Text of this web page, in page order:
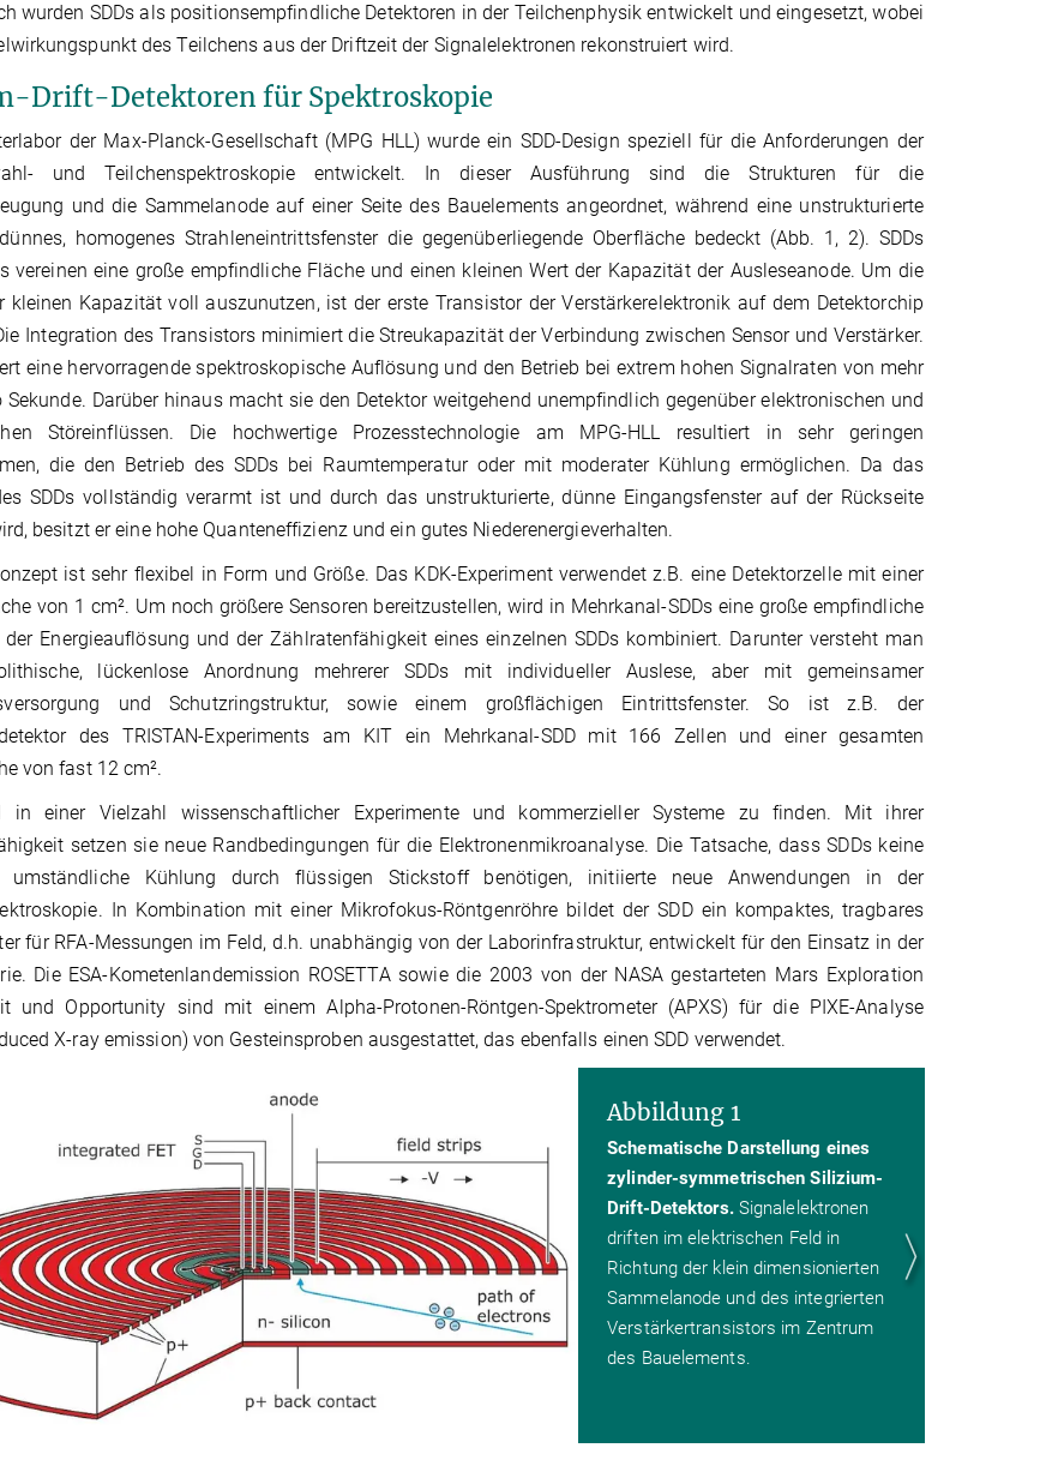
wurden SDDs als positionsempfindliche Detektoren in der Teilchenphysik entwickelt und eingesetzt, wobei
des Teilchens aus der Driftzeit der Signalelektronen rekonstruiert wird.
Drift-Detektoren für Spektroskopie
der Max-Planck-Gesellschaft (MPG HLL) wurde ein SDD-Design speziell für die Anforderungen der
und Teilchenspektroskopie entwickelt. In dieser Ausführung sind die Strukturen für die
und die Sammelanode auf einer Seite des Bauelements angeordnet, während eine unstrukturierte
homogenes Strahleneintrittsfenster die gegenüberliegende Oberfläche bedeckt (Abb. 1, 2). SDDs
vereinen eine große empfindliche Fläche und einen kleinen Wert der Kapazität der Ausleseanode. Um die
kleinen Kapazität voll auszunutzen, ist der erste Transistor der Verstärkerelektronik auf dem Detektorchip
Integration des Transistors minimiert die Streukapazität der Verbindung zwischen Sensor und Verstärker.
eine hervorragende spektroskopische Auflösung und den Betrieb bei extrem hohen Signalraten von mehr
Sekunde. Darüber hinaus macht sie den Detektor weitgehend unempfindlich gegenüber elektronischen und
Störeinflüssen. Die hochwertige Prozesstechnologie am MPG-HLL resultiert in sehr geringen
die den Betrieb des SDDs bei Raumtemperatur oder mit moderater Kühlung ermöglichen. Da das
SDDs vollständig verarmt ist und durch das unstrukturierte, dünne Eingangsfenster auf der Rückseite
besitzt er eine hohe Quanteneffizienz und ein gutes Niederenergieverhalten.
ist sehr flexibel in Form und Größe. Das KDK-Experiment verwendet z.B. eine Detektorzelle mit einer
von 1 cm². Um noch größere Sensoren bereitzustellen, wird in Mehrkanal-SDDs eine große empfindliche
Energieauflösung und der Zählratenfähigkeit eines einzelnen SDDs kombiniert. Darunter versteht man
lückenlose Anordnung mehrerer SDDs mit individueller Auslese, aber mit gemeinsamer
und Schutzringstruktur, sowie einem großflächigen Eintrittsfenster. So ist z.B. der
des TRISTAN-Experiments am KIT ein Mehrkanal-SDD mit 166 Zellen und einer gesamten
von fast 12 cm².
in einer Vielzahl wissenschaftlicher Experimente und kommerzieller Systeme zu finden. Mit ihrer
setzen sie neue Randbedingungen für die Elektronenmikroanalyse. Die Tatsache, dass SDDs keine
umständliche Kühlung durch flüssigen Stickstoff benötigen, initiierte neue Anwendungen in der
In Kombination mit einer Mikrofokus-Röntgenröhre bildet der SDD ein kompaktes, tragbares
für RFA-Messungen im Feld, d.h. unabhängig von der Laborinfrastruktur, entwickelt für den Einsatz in der
Die ESA-Kometenlandemission ROSETTA sowie die 2003 von der NASA gestarteten Mars Exploration
und Opportunity sind mit einem Alpha-Protonen-Röntgen-Spektrometer (APXS) für die PIXE-Analyse
X-ray emission) von Gesteinsproben ausgestattet, das ebenfalls einen SDD verwendet.
Abbildung 1
Schematische Darstellung eines
zylinder-symmetrischen Silizium-
Drift-Detektors. Signalelektronen
driften im elektrischen Feld in
Richtung der klein dimensionierten
Sammelanode und des integrierten
Verstärkertransistors im Zentrum
des Bauelements.